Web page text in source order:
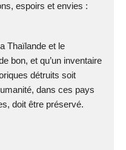
espoirs et envies :
Thaïlande et le
bon, et qu’un inventaire
détruits soit
dans ces pays
doit être préservé.